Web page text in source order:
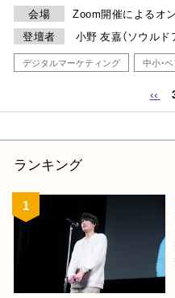
会場
Zoom開催によるオ
登壇者
小野 友嘉（ソウルド
デジタルマーケティング 中小・
ジ
り
前
ペ
‹‹
ランキング